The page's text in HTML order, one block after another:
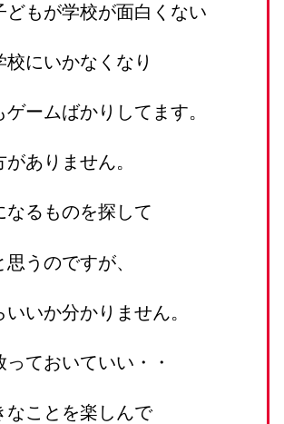
どもが学校が面白くない
校にいかなくなり
ームばかりしてます。
ありません。
なるものを探して
うのですが、
いいか分かりません。
ておいていい・・
なことを楽しんで